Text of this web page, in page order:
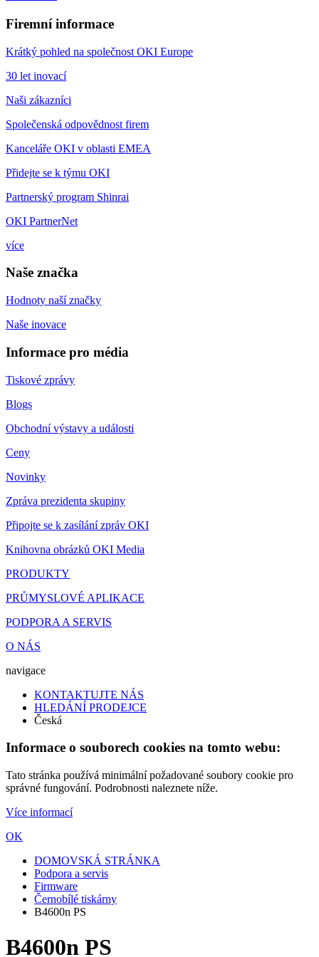
Firemní informace
Krátký pohled na společnost OKI Europe
30 let inovací
Naši zákazníci
Společenská odpovědnost firem
Kanceláře OKI v oblasti EMEA
Přidejte se k týmu OKI
Partnerský program Shinrai
OKI PartnerNet
více
Naše značka
Hodnoty naší značky
Naše inovace
Informace pro média
Tiskové zprávy
Blogs
Obchodní výstavy a události
Ceny
Novinky
Zpráva prezidenta skupiny
Připojte se k zasílání zpráv OKI
Knihovna obrázků OKI Media
PRODUKTY
PRŮMYSLOVÉ APLIKACE
PODPORA A SERVIS
O NÁS
navigace
KONTAKTUJTE NÁS
HLEDÁNÍ PRODEJCE
Česká
Informace o souborech cookies na tomto webu:
Tato stránka používá minimální požadované soubory cookie pro
správné fungování. Podrobnosti naleznete níže.
Více informací
OK
DOMOVSKÁ STRÁNKA
Podpora a servis
Firmware
Černobílé tiskárny
B4600n PS
B4600n PS